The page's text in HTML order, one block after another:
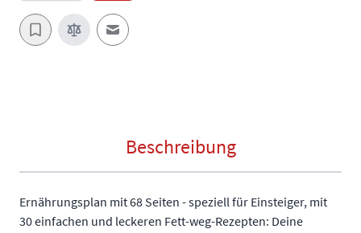
E-Mail an einen Freund
Beschreibung
Ernährungsplan mit 68 Seiten - speziell für Einsteiger, mit
30 einfachen und leckeren Fett-weg-Rezepten: Deine